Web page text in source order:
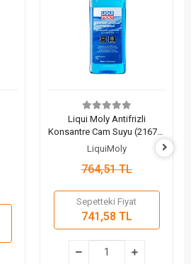
Liqui Moly Antifrizli
Konsantre Cam Suyu (21678)
| Kış Koşullarında Tavizsiz
Görüş (1 Lt)
LiquiMoly
764,51 TL
Sepetteki Fiyat
741,58 TL